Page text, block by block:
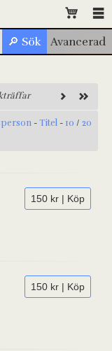
-Titel - 10 / 20
150 kr | Köp
150 kr | Köp